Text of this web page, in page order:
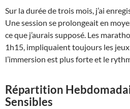
Sur la durée de trois mois, j’ai
Une session se prolongeait en
ce que j’aurais supposé. Les
1h15, impliquaient toujours les
l’immersion est plus forte et le
Répartition
Sensibles